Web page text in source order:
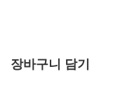
장바구니 담기